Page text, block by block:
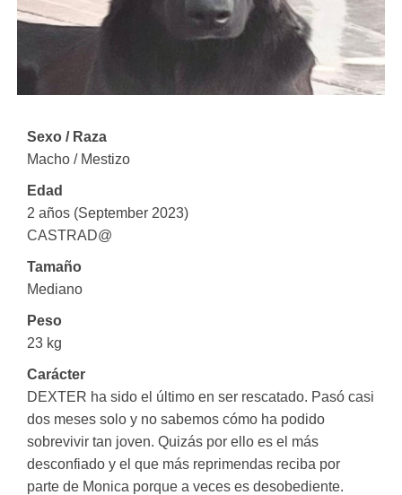
Sexo / Raza
Macho / Mestizo
Edad
2 años (September 2023)
CASTRAD@
Tamaño
Mediano
Peso
23 kg
Carácter
DEXTER ha sido el último en ser rescatado. Pasó casi
dos meses solo y no sabemos cómo ha podido
sobrevivir tan joven. Quizás por ello es el más
desconfiado y el que más reprimendas reciba por
parte de Monica porque a veces es desobediente.